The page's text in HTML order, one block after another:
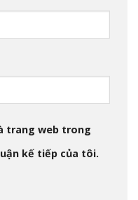
trang web trong
kế tiếp của tôi.